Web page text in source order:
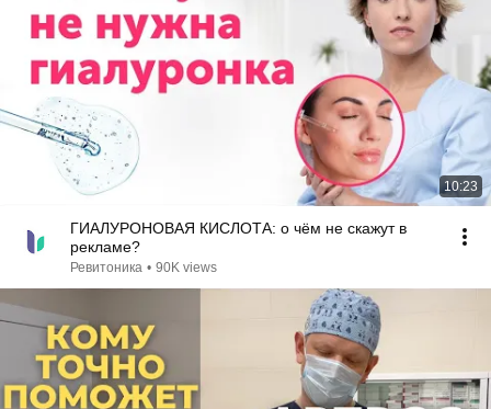
10:23
ГИАЛУРОНОВАЯ КИСЛОТА: о чём не скажут в
рекламе?
Ревитоника • 90K views